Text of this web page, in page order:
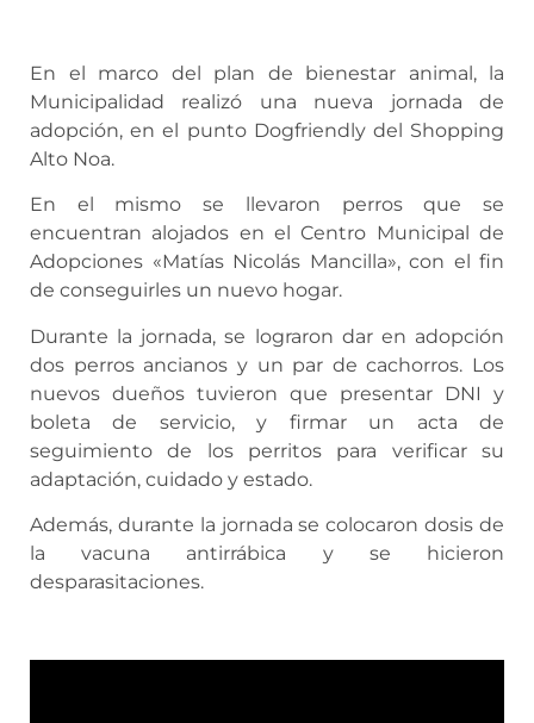
En el marco del plan de bienestar animal, la
Municipalidad realizó una nueva jornada de
adopción, en el punto Dogfriendly del Shopping
Alto Noa.
En el mismo se llevaron perros que se
encuentran alojados en el Centro Municipal de
Adopciones «Matías Nicolás Mancilla», con el fin
de conseguirles un nuevo hogar.
Durante la jornada, se lograron dar en adopción
dos perros ancianos y un par de cachorros. Los
nuevos dueños tuvieron que presentar DNI y
boleta de servicio, y firmar un acta de
seguimiento de los perritos para verificar su
adaptación, cuidado y estado.
Además, durante la jornada se colocaron dosis de
la vacuna antirrábica y se hicieron
desparasitaciones.